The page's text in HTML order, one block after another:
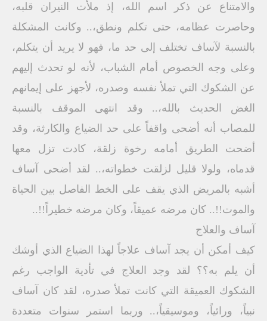
والامتناع عن ذكر اسم الله، إذ ملأت النيران قلبه،
وحاصرت عظامه، حتى تكلم ونطق،.. وكانت المشكلة
بالنسبة لآساف تختلف إلى حد ما، فهو لا يريد أن يتكلم،
وعلى وجه الخصوص أمام الشباب، لأنه لو تحدث إليهم
عن الشكوك التي تملأ نفسه وصدره، لأجهز على إيمانهم
الغض الحديث بالله،.. وقد انتهى الموقف بالنسبة
للمصاب أنه أضحى واقفاً على حد الضياع والكارثة، وقد
أضحت الطريق أمامه رخوة زلقة، كادت تزل معها
قدماه، ولولا قليل لزلقت خطواته،.. لقد أضحى آساف
أشبه بالمريض الذي يقف على الخط الفاصل بين الحياة
والموت!!.. كان مرضه عميقاً، وكان مرضه خطيراً!!..
آساف والعلاج
كيف أمكن أن يجد آساف علاجاً لهذا الضياع الذي أوشك
أن يلم به؟؟ لقد وجد العلاج في تأدية الواجب رغم
الشكوك العميقة التي كانت تملأ صدره، لقد كان آساف
نبياً، ورائياً، وموسيقياً،.. وربما استمر سنوات متعددة